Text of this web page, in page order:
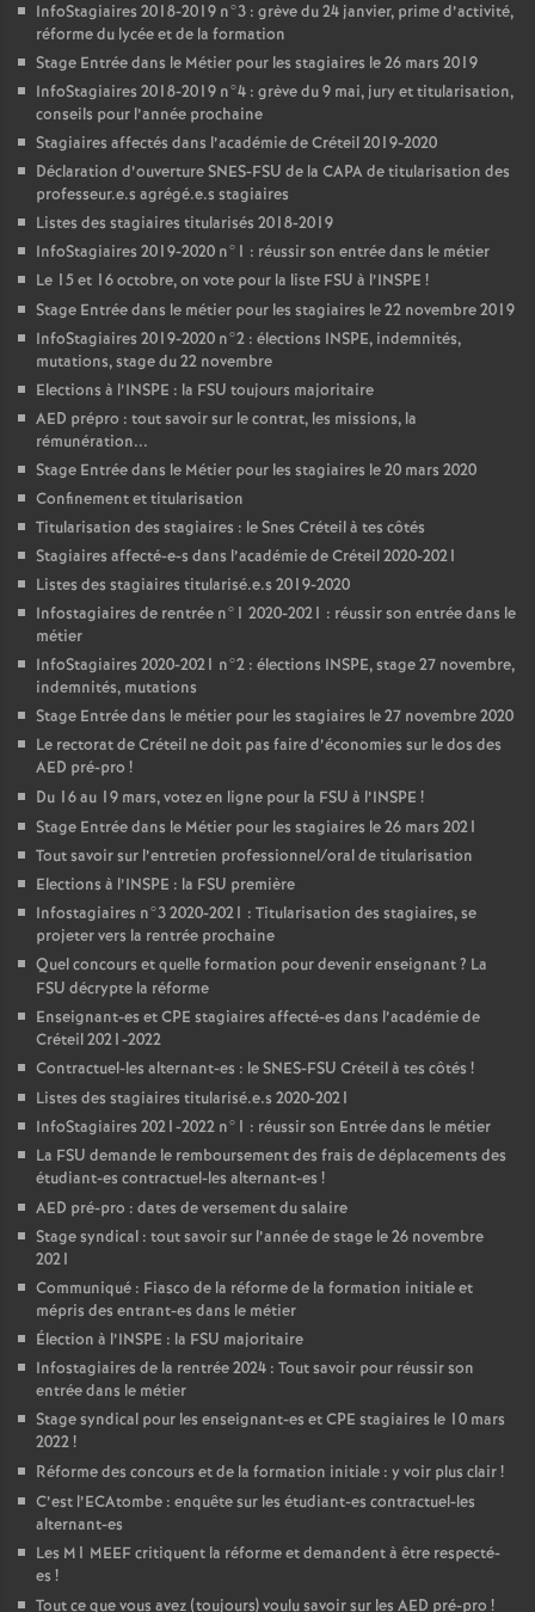
InfoStagiaires 2018-2019 n°3 : grève du 24 janvier, prime d’activité,
réforme du lycée et de la formation
Stage Entrée dans le Métier pour les stagiaires le 26 mars 2019
InfoStagiaires 2018-2019 n°4 : grève du 9 mai, jury et titularisation,
conseils pour l’année prochaine
Stagiaires affectés dans l’académie de Créteil 2019-2020
Déclaration d’ouvertureSNES-FSU de la CAPAde titularisation des
professeur.e.s agrégé.e.s stagiaires
Listes des stagiaires titularisés 2018-2019
InfoStagiaires 2019-2020 n°1 : réussir son entrée dans le métier
Le 15 et 16 octobre, on vote pour la liste FSU à l’INSPE !
Stage Entrée dans le métier pour les stagiaires le 22 novembre 2019
InfoStagiaires 2019-2020 n°2 : élections INSPE, indemnités,
mutations, stage du 22 novembre
Elections à l’INSPE : la FSU toujours majoritaire
AED prépro : tout savoir sur le contrat, les missions, la
rémunération...
Stage Entrée dans le Métier pour les stagiaires le 20 mars 2020
Confinement et titularisation
Titularisation des stagiaires : le Snes Créteil à tes côtés
Stagiaires affecté-e-s dans l’académie de Créteil 2020-2021
Listes des stagiaires titularisé.e.s 2019-2020
Infostagiaires de rentrée n°1 2020-2021 : réussir son entrée dans le
métier
InfoStagiaires 2020-2021 n°2 : élections INSPE, stage 27 novembre,
indemnités, mutations
Stage Entrée dans le métier pour les stagiaires le 27 novembre 2020
Le rectorat de Créteil ne doit pas faire d’économies sur le dos des
AED pré-pro !
Du 16 au 19 mars, votez en ligne pour la FSU à l’INSPE !
Stage Entrée dans le Métier pour les stagiaires le 26 mars 2021
Tout savoir sur l’entretien professionnel/oral de titularisation
Elections à l’INSPE : la FSU première
Infostagiaires n°3 2020-2021 : Titularisation des stagiaires, se
projeter vers la rentrée prochaine
Quel concours et quelle formation pour devenir enseignant? La
FSU décrypte la réforme
Enseignant-es etCPE stagiaires affecté-es dans l’académie de
Créteil 2021-2022
Contractuel-les alternant-es : leSNES-FSU Créteil à tes côtés !
Listes des stagiaires titularisé.e.s 2020-2021
InfoStagiaires 2021-2022 n°1 : réussir son Entrée dans le métier
La FSU demande le remboursement des frais de déplacements des
étudiant-es contractuel-les alternant-es !
AED pré-pro : dates de versement du salaire
Stage syndical : tout savoir sur l’année de stage le 26 novembre
2021
Communiqué : Fiasco de la réforme de la formation initiale et
mépris des entrant-es dans le métier
Élection à l’INSPE : la FSU majoritaire
Infostagiaires de la rentrée 2024 : Tout savoir pour réussir son
entrée dans le métier
Stage syndical pour les enseignant-es etCPE stagiaires le 10 mars
2022!
Réforme des concours et de la formation initiale : y voir plus clair!
C’est l’ECAtombe : enquête sur les étudiant-es contractuel-les
alternant-es
Les M1 MEEFcritiquent la réforme et demandent à être respecté-
es !
Tout ce que vous avez (toujours) voulu savoir sur les AED pré-pro !